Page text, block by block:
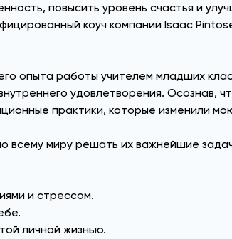
повысить уровень счастья и
коуч компании Isaac
опыта работы учителем младших
удовлетворения. Осознав,
практики, которые изменили
всему миру решать их важнейшие
и стрессом.
личной жизнью.